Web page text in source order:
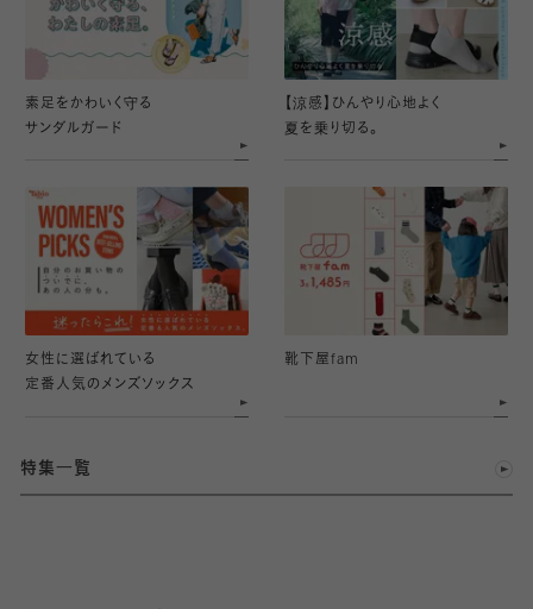
素足をかわいく守る
サンダルガード
【涼感】ひんやり心地よく
夏を乗り切る。
女性に選ばれている
定番人気のメンズソックス
靴下屋fam
特集一覧